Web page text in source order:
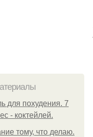
для похудения. 7
- коктейлей.
тому, что делаю.